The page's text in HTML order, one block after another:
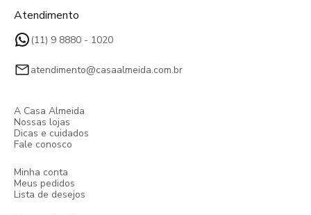
Atendimento
(11) 9 8880 - 1020
atendimento@casaalmeida.com.br
A Casa Almeida
Nossas lojas
Dicas e cuidados
Fale conosco
Minha conta
Meus pedidos
Lista de desejos